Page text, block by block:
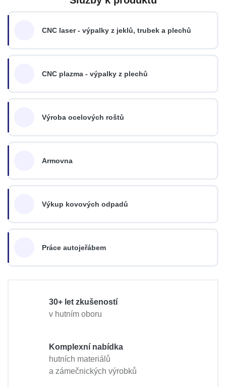
CNC laser - výpalky z jeklů, trubek a plechů
CNC plazma - výpalky z plechů
Výroba ocelových roštů
Armovna
Výkup kovových odpadů
Práce autojeřábem
30+ let zkušeností
v hutním oboru
Komplexní nabídka
hutních materiálů
a zámečnických výrobků